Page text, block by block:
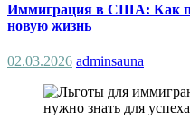
Иммиграция в США: Как
новую жизнь
02.03.2026 adminsauna